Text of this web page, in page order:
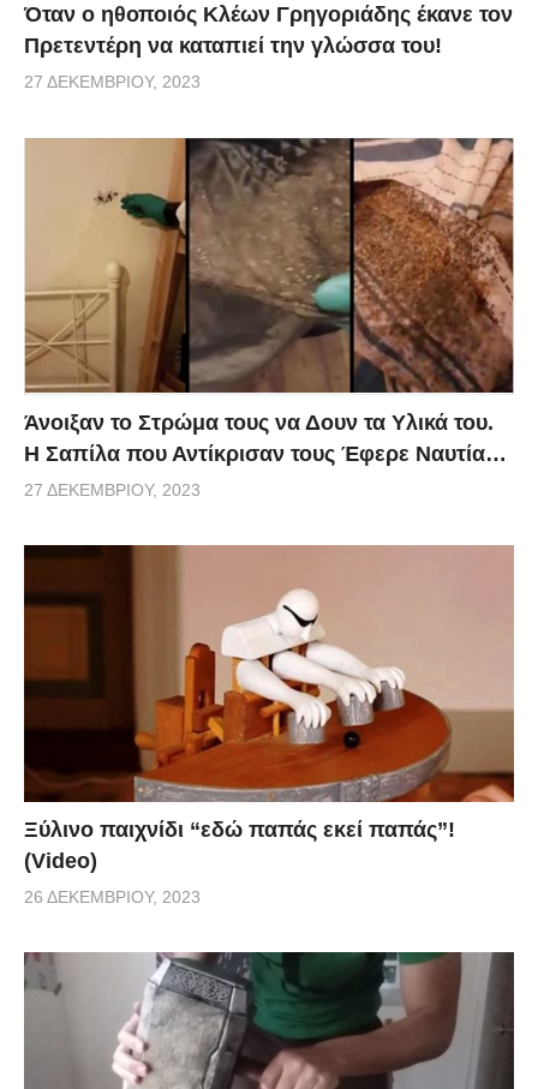
Όταν ο ηθοποιός Κλέων Γρηγοριάδης έκανε τον
Πρετεντέρη να καταπιεί την γλώσσα του!
27 ΔΕΚΕΜΒΡΊΟΥ, 2023
Άνοιξαν το Στρώμα τους να Δουν τα Υλικά του.
Η Σαπίλα που Αντίκρισαν τους Έφερε Ναυτία…
27 ΔΕΚΕΜΒΡΊΟΥ, 2023
Ξύλινο παιχνίδι “εδώ παπάς εκεί παπάς”!
(Video)
26 ΔΕΚΕΜΒΡΊΟΥ, 2023